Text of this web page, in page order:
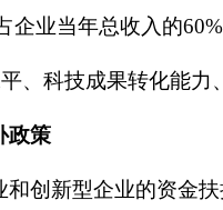
企业当年总收入的
、科技成果转化能
政策
创新型企业的资金